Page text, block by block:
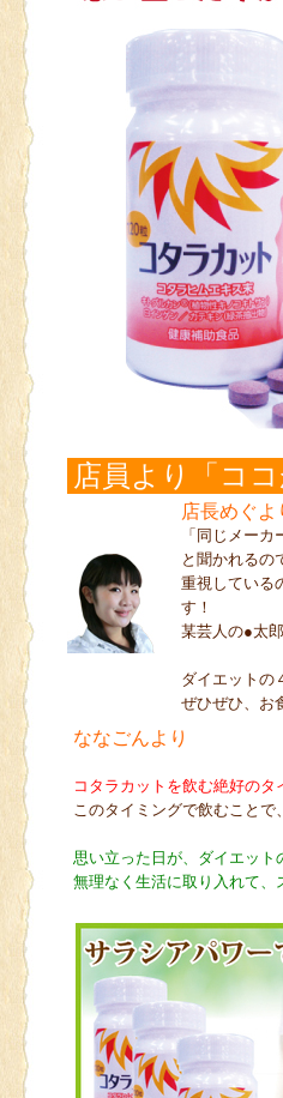
店員より「コ
店長めぐよ
「同じメー
と聞かれるの
重視している
す！
某芸人の●太
ダイエットの
ぜひぜひ、お
ななごんより
コタラカットを飲む絶好の
このタイミングで飲むこと
思い立った日が、ダイエッ
無理なく生活に取り入れて、